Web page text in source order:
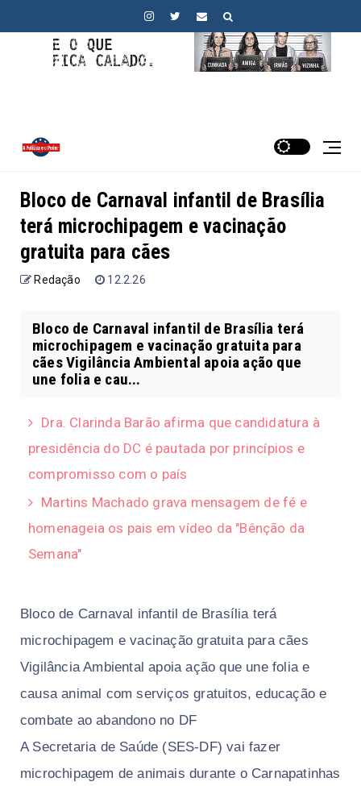
Bloco de Carnaval infantil de Brasília
terá microchipagem e vacinação
gratuita para cães
Redação 12.2.26
Bloco de Carnaval infantil de Brasília terá
microchipagem e vacinação gratuita para
cães Vigilância Ambiental apoia ação que
une folia e cau...
Dra. Clarinda Barão afirma que candidatura à
presidência do DC é pautada por princípios e
compromisso com o país
Martins Machado grava mensagem de fé e
homenageia os pais em vídeo da "Bênção da
Semana"
Bloco de Carnaval infantil de Brasília terá
microchipagem e vacinação gratuita para cães
Vigilância Ambiental apoia ação que une folia e
causa animal com serviços gratuitos, educação e
combate ao abandono no DF
A Secretaria de Saúde (SES-DF) vai fazer
microchipagem de animais durante o Carnapatinhas